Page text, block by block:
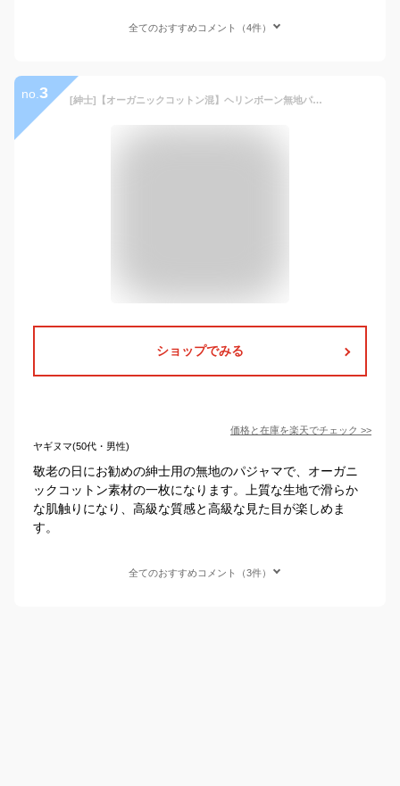
全てのおすすめコメント（4件）
no. 3 [紳士]【オーガニックコットン混】ヘリンボーン無地パジャマ【Amour アムール】【快眠プロジェクト】メンズ ぱじゃま 寝間着 綿 ギフト 父の日 敬老の日
ショップでみる
価格と在庫を楽天でチェック >>
ヤギヌマ(50代・男性)
敬老の日にお勧めの紳士用の無地のパジャマで、オーガニ
ックコットン素材の一枚になります。上質な生地で滑らか
な肌触りになり、高級な質感と高級な見た目が楽しめま
す。
全てのおすすめコメント（3件）